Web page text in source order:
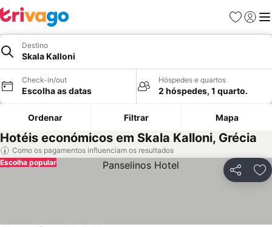
Favoritos
Iniciar
Destino
Skala Kalloni
Check-in/out
Escolha as datas
Hóspedes e quartos
2 hóspedes, 1 quarto.
Ordenar Filtrar Mapa
Hotéis económicos em Skala Kalloni, Grécia
Como os pagamentos influenciam os resultados
Partilhar
Escolha popular